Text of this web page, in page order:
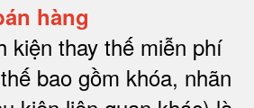
hàng
kiện thay thế miễn phí
bao gồm khóa, nhãn